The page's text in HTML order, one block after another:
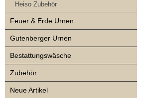
Heiso Zubehör
Feuer & Erde Urnen
Gutenberger Urnen
Bestattungswäsche
Zubehör
Neue Artikel